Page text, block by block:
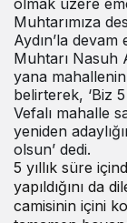
olmak üzere
Muhtarımıza
Aydın’la devam
Muhtarı Nasuh
yana mahallenin
belirterek, ‘Biz
Vefalı mahalle
yeniden
olsun’ dedi.
5 yıllık süre
yapıldığını da
camisinin içini